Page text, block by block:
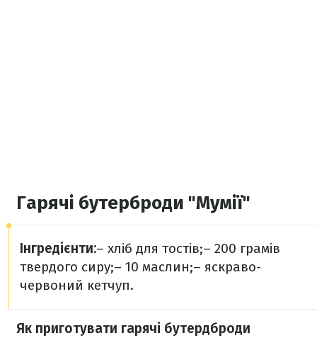
Гарячі бутерброди "Мумії"
Інгредієнти:– хліб для тостів;– 200 грамів
твердого сиру;– 10 маслин;– яскраво-
червоний кетчуп.
Як приготувати гарячі бутердброди